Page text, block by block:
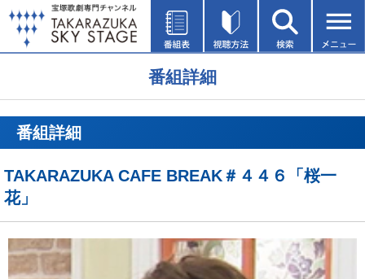
番組詳細
番組詳細
TAKARAZUKA CAFE BREAK＃４４６「桜一
花」